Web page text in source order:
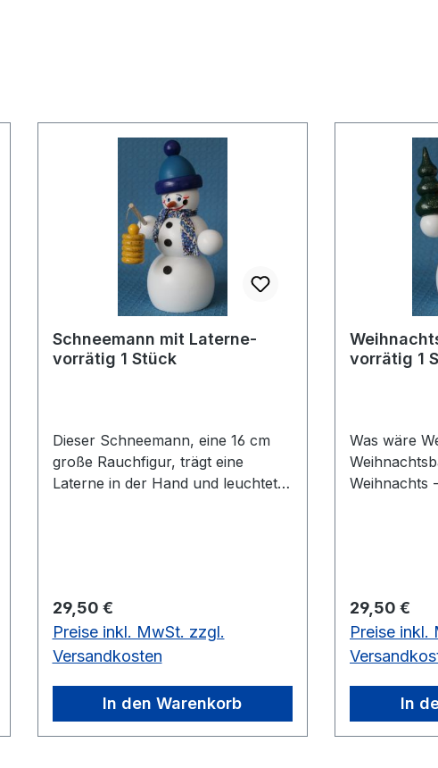
Schneemann mit Laterne-
vorrätig 1 Stück
Dieser Schneemann, eine 16 cm
große Rauchfigur, trägt eine
Laterne in der Hand und leuchtet
Regulärer Preis:
29,50 €
Preise inkl. MwSt. zzgl.
Versandkosten
In den Warenkorb
vorrätig 1
Was wäre
Weihnachts
Regulärer
29,50 €
Preise inkl.
In